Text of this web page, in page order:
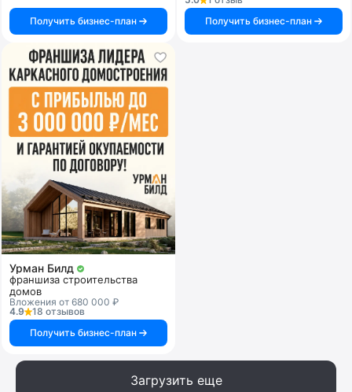
Получить бизнес-план
Получить бизнес-план
Урман Билд
франшиза строительства
домов
Вложения от 680 000 ₽
4.9
18 отзывов
Получить бизнес-план
Загрузить еще